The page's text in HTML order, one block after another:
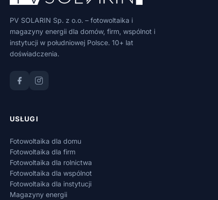
PV SOLARIN Sp. z o.o. – fotowoltaika i
magazyny energii dla domów, firm, wspólnot i
instytucji w południowej Polsce. 10+ lat
doświadczenia.
USŁUGI
Fotowoltaika dla domu
Fotowoltaika dla firm
Fotowoltaika dla rolnictwa
Fotowoltaika dla wspólnot
Fotowoltaika dla instytucji
Magazyny energii